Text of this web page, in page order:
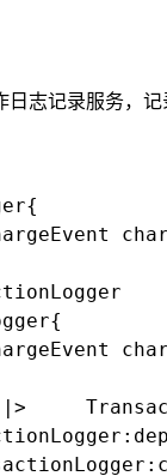
志记录服务，